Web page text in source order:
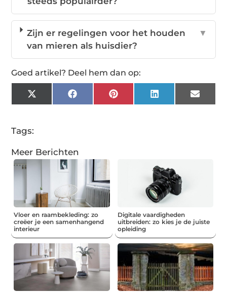
Zijn er regelingen voor het houden
van mieren als huisdier?
▼
Goed artikel? Deel hem dan op:
X
(Twitter)
FacebookPinterestLinkedInEmail
Tags:
Meer Berichten
Vloer en raambekleding: zo
creëer je een samenhangend
interieur
Digitale vaardigheden
uitbreiden: zo kies je de juiste
opleiding